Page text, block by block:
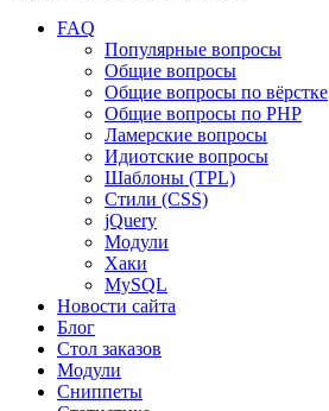
FAQ
Популярные вопросы
Общие вопросы
Общие вопросы по вёрстке
Общие вопросы по PHP
Ламерские вопросы
Идиотские вопросы
Шаблоны (TPL)
Стили (CSS)
jQuery
Модули
Хаки
MySQL
Новости сайта
Блог
Стол заказов
Модули
Сниппеты